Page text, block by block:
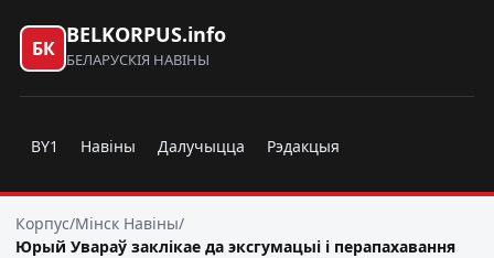
БК
BELKORPUS.info
БЕЛАРУСКІЯ НАВІНЫ
BY1 Навіны Далучыцца Рэдакцыя
Корпус/Мінск Навіны/
Юрый Увараў заклікае да эксгумацыі і перапахавання